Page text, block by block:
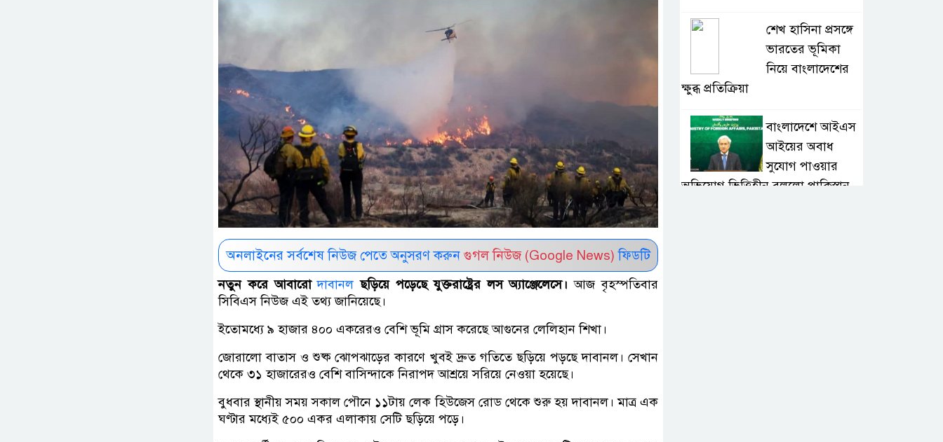
অনলাইনের সর্বশেষ নিউজ পেতে অনুসরণ করুন গুগল নিউজ (Google News) ফিডটি
নতুন করে আবারোদাবানলছড়িয়ে পড়েছে যুক্তরাষ্ট্রের লস অ্যাঞ্জেলেসে।আজ বৃহস্পতিবার
সিবিএস নিউজ এই তথ্য জানিয়েছে।
ইতোমধ্যে ৯ হাজার ৪০০ একরেরও বেশি ভূমি গ্রাস করেছে আগুনের লেলিহান শিখা।
জোরালো বাতাস ও শুষ্ক ঝোপঝাড়ের কারণে খুবই দ্রুত গতিতে ছড়িয়ে পড়ছে দাবানল। সেখান
থেকে ৩১ হাজারেরও বেশি বাসিন্দাকে নিরাপদ আশ্রয়ে সরিয়ে নেওয়া হয়েছে।
বুধবার স্থানীয় সময় সকাল পৌনে ১১টায় লেক হিউজেস রোড থেকে শুরু হয় দাবানল। মাত্র এক
ঘণ্টার মধ্যেই ৫০০ একর এলাকায় সেটি ছড়িয়ে পড়ে।
শেখ হাসিনা প্রসঙ্গে
ভারতের ভূমিকা
নিয়ে বাংলাদেশের
ক্ষুব্ধ প্রতিক্রিয়া
বাংলাদেশে আইএস
আইয়ের অবাধ
সুযোগ পাওয়ার
অভিযোগ ভিত্তিহীন বললো পাকিস্তান